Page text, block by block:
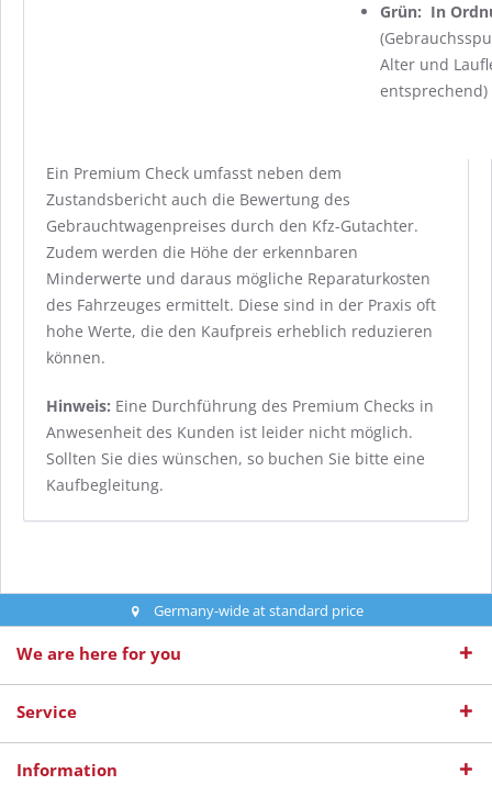
Grün: In
Alter und
entsprechend)
Ein Premium Check umfasst neben dem
Zustandsbericht auch die Bewertung des
Gebrauchtwagenpreises durch den Kfz-Gutachter.
Zudem werden die Höhe der erkennbaren
Minderwerte und daraus mögliche Reparaturkosten
des Fahrzeuges ermittelt. Diese sind in der Praxis oft
hohe Werte, die den Kaufpreis erheblich reduzieren
können.
Hinweis: Eine Durchführung des Premium Checks in
Anwesenheit des Kunden ist leider nicht möglich.
Sollten Sie dies wünschen, so buchen Sie bitte eine
Kaufbegleitung.
Germany-wide at standard price
We are here for you
Service
Information